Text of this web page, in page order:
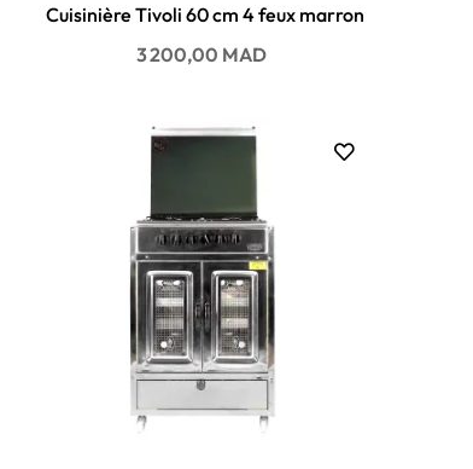
Cuisinière Tivoli 60 cm 4 feux marron
Prix
3 200,00 MAD